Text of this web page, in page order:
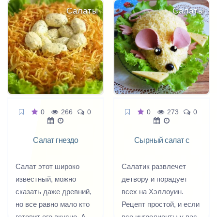
зелени и без майонеза.
Янгилык, станут
идеальным
дополнением на ужин,
потому что данная
трапеза является
самой важной и
объемной в
Узбекистане, откуда
Салат отличается
Салаты
0 266 0
Салат гнездо
Салат этот широко
известный, можно
сказать даже древний,
но все равно мало кто
Салаты
0 273 0
Сырный салат с
Салатик развлечет
детвору и порадует
всех на Хэллоуин.
Рецепт простой, и если